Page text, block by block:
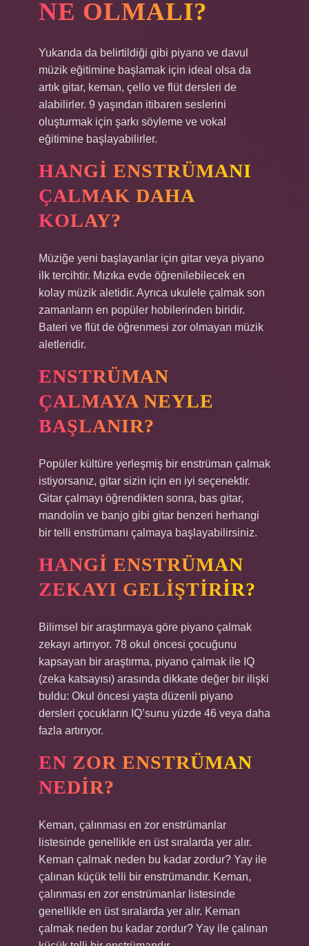
NE OLMALI?
Yukarıda da belirtildiği gibi piyano ve davul
müzik eğitimine başlamak için ideal olsa da
artık gitar, keman, çello ve flüt dersleri de
alabilirler. 9 yaşından itibaren seslerini
oluşturmak için şarkı söyleme ve vokal
eğitimine başlayabilirler.
HANGI ENSTRÜMANI
ÇALMAK DAHA
KOLAY?
Müziğe yeni başlayanlar için gitar veya piyano
ilk tercihtir. Mızıka evde öğrenilebilecek en
kolay müzik aletidir. Ayrıca ukulele çalmak son
zamanların en popüler hobilerinden biridir.
Bateri ve flüt de öğrenmesi zor olmayan müzik
aletleridir.
ENSTRÜMAN
ÇALMAYA NEYLE
BAŞLANIR?
Popüler kültüre yerleşmiş bir enstrüman çalmak
istiyorsanız, gitar sizin için en iyi seçenektir.
Gitar çalmayı öğrendikten sonra, bas gitar,
mandolin ve banjo gibi gitar benzeri herhangi
bir telli enstrümanı çalmaya başlayabilirsiniz.
HANGI ENSTRÜMAN
ZEKAYI GELIŞTIRIR?
Bilimsel bir araştırmaya göre piyano çalmak
zekayı artırıyor. 78 okul öncesi çocuğunu
kapsayan bir araştırma, piyano çalmak ile IQ
(zeka katsayısı) arasında dikkate değer bir ilişki
buldu: Okul öncesi yaşta düzenli piyano
dersleri çocukların IQ’sunu yüzde 46 veya daha
fazla artırıyor.
EN ZOR ENSTRÜMAN
NEDIR?
Keman, çalınması en zor enstrümanlar
listesinde genellikle en üst sıralarda yer alır.
Keman çalmak neden bu kadar zordur? Yay ile
çalınan küçük telli bir enstrümandır. Keman,
çalınması en zor enstrümanlar listesinde
genellikle en üst sıralarda yer alır. Keman
çalmak neden bu kadar zordur? Yay ile çalınan